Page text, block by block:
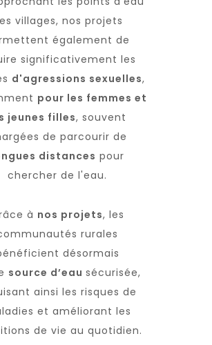
villages, nos projets
également de
significativement les
d'agressions sexuelles,
pour les femmes et
jeunes filles, souvent
de parcourir de
distances pour
chercher de l'eau.
à nos projets, les
rurales
désormais
source d’eau sécurisée,
ainsi les risques de
et améliorant les
de vie au quotidien.